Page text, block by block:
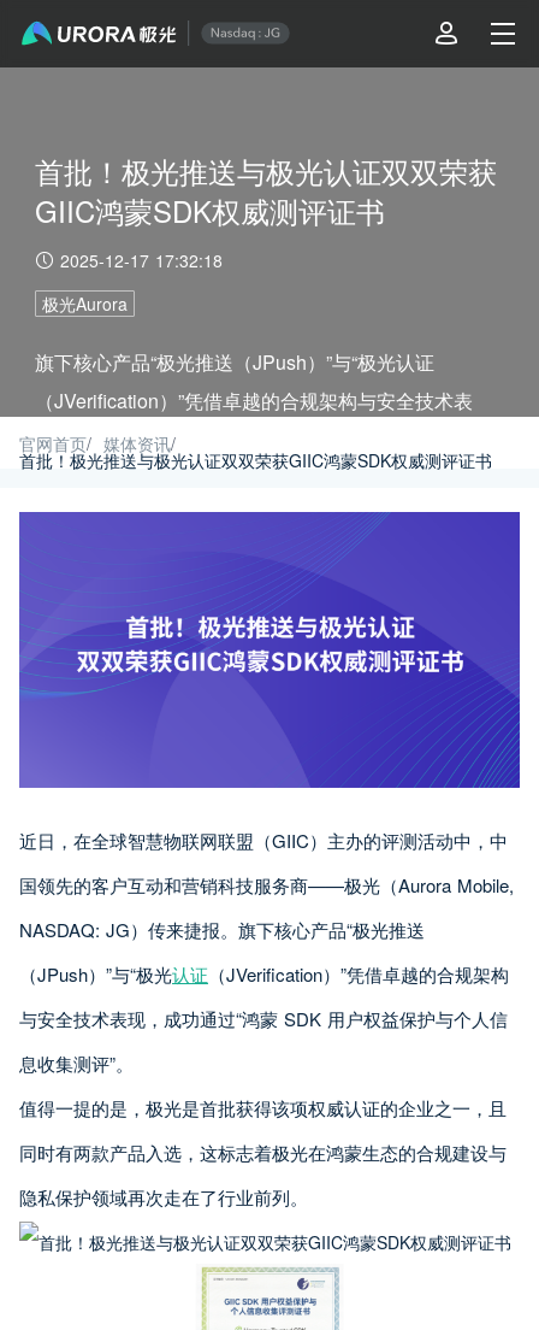
首批！极光推送与极光认证双双荣获
GIIC鸿蒙SDK权威测评证书
2025-12-17 17:32:18
极光Aurora
旗下核心产品“极光推送（JPush）”与“极光认证
（JVerification）”凭借卓越的合规架构与安全技术表
现，成功通过“鸿蒙 SDK 用户权益保护与个人信息收集
测评”。
官网首页/ 媒体资讯/
首批！极光推送与极光认证双双荣获GIIC鸿蒙SDK权威测评证书
近日，在全球智慧物联网联盟（GIIC）主办的评测活动中，中
国领先的客户互动和营销科技服务商——极光（Aurora Mobile,
NASDAQ: JG）传来捷报。旗下核心产品“极光推送
（JPush）”与“极光认证 （JVerification）”凭借卓越的合规架构
与安全技术表现，成功通过“鸿蒙 SDK 用户权益保护与个人信
息收集测评”。
值得一提的是，极光是首批获得该项权威认证的企业之一，且
同时有两款产品入选，这标志着极光在鸿蒙生态的合规建设与
隐私保护领域再次走在了行业前列。